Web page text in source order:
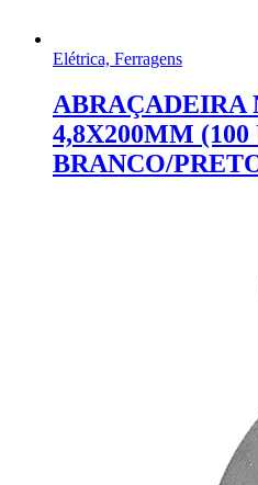
Elétrica, Ferragens
ABRAÇADEIRA
4,8X200MM (100
BRANCO/